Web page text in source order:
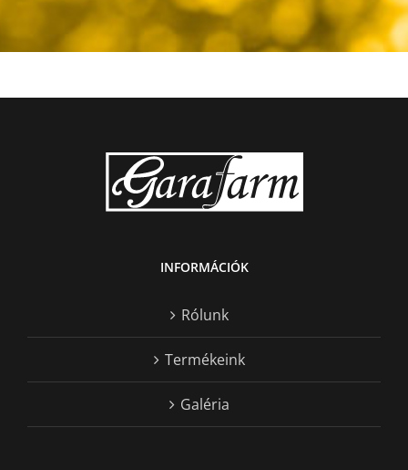
INFORMÁCIÓK
Rólunk
Termékeink
Galéria